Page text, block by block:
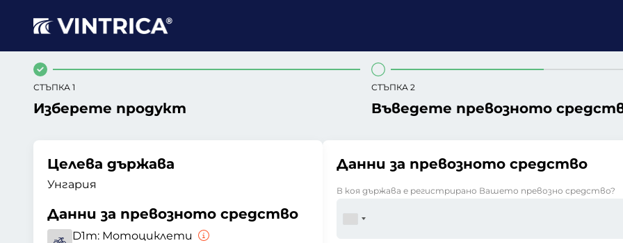
СТЪПКА 1
Изберете продукт
СТЪПКА 2
Въведете превозното
Целева държава
Унгария
Данни за превозното средство
D1m: Мотоциклети
Данни за превозното средство
В коя държава е регистрирано Вашето превозно средство?